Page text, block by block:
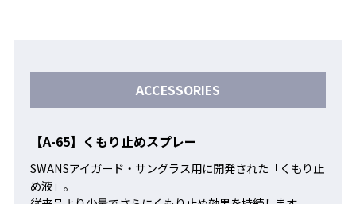
ACCESSORIES
【A-65】くもり止めスプレー
SWANSアイガード・サングラス用に開発された「くもり止
め液」。